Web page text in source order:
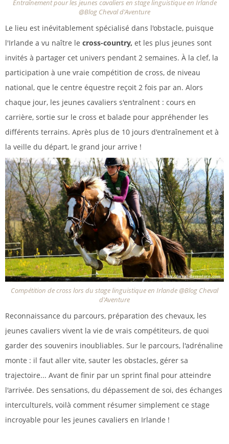
Entraînement pour les jeunes cavaliers en stage linguistique en Irlande
@Blog Cheval d'Aventure
Le lieu est inévitablement spécialisé dans l'obstacle, puisque
l'Irlande a vu naître le cross-country, et les plus jeunes sont
invités à partager cet univers pendant 2 semaines. À la clef, la
participation à une vraie compétition de cross, de niveau
national, que le centre équestre reçoit 2 fois par an. Alors
chaque jour, les jeunes cavaliers s'entraînent : cours en
carrière, sortie sur le cross et balade pour appréhender les
différents terrains. Après plus de 10 jours d'entraînement et à
la veille du départ, le grand jour arrive !
Compétition de cross lors du stage linguistique en Irlande @Blog Cheval
d'Aventure
Reconnaissance du parcours, préparation des chevaux, les
jeunes cavaliers vivent la vie de vrais compétiteurs, de quoi
garder des souvenirs inoubliables. Sur le parcours, l'adrénaline
monte : il faut aller vite, sauter les obstacles, gérer sa
trajectoire... Avant de finir par un sprint final pour atteindre
l'arrivée. Des sensations, du dépassement de soi, des échanges
interculturels, voilà comment résumer simplement ce stage
incroyable pour les jeunes cavaliers en Irlande !